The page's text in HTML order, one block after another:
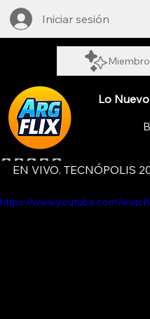
Iniciar sesión
Lo Nuevo
LEÓN GIECO
Obtuvo NaN de 5 estrellas.
EN VIVO. TECNÓPOLIS
https://www.youtube.com/